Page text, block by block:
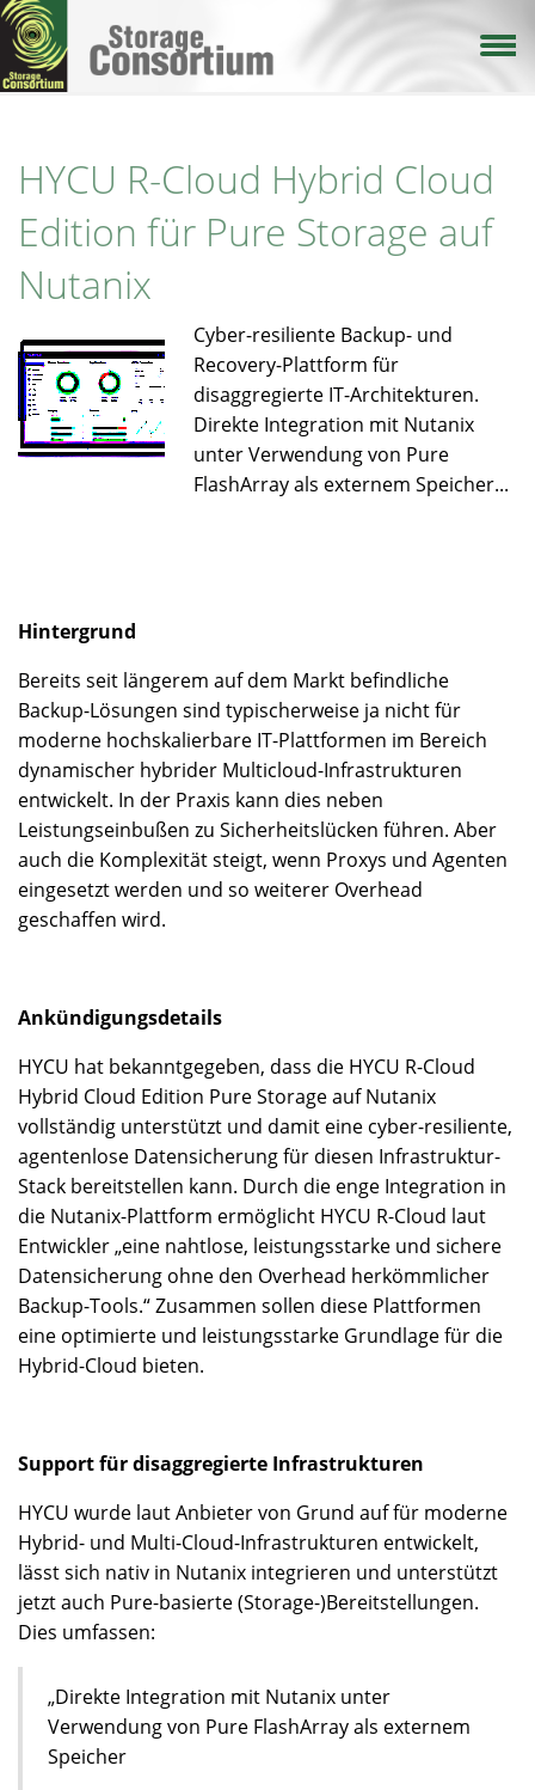
Direkt
zum
Inhalt
HYCU R-Cloud Hybrid Cloud
Edition für Pure Storage auf
Nutanix
Cyber-resiliente Backup- und
Recovery-Plattform für
disaggregierte IT-Architekturen.
Direkte Integration mit Nutanix
unter Verwendung von Pure
FlashArray als externem Speicher...
Hintergrund
Bereits seit längerem auf dem Markt befindliche
Backup-Lösungen sind typischerweise ja nicht für
moderne hochskalierbare IT-Plattformen im Bereich
dynamischer hybrider Multicloud-Infrastrukturen
entwickelt. In der Praxis kann dies neben
Leistungseinbußen zu Sicherheitslücken führen. Aber
auch die Komplexität steigt, wenn Proxys und Agenten
eingesetzt werden und so weiterer Overhead
geschaffen wird.
Ankündigungsdetails
HYCU hat bekanntgegeben, dass die HYCU R-Cloud
Hybrid Cloud Edition Pure Storage auf Nutanix
vollständig unterstützt und damit eine cyber-resiliente,
agentenlose Datensicherung für diesen Infrastruktur-
Stack bereitstellen kann. Durch die enge Integration in
die Nutanix-Plattform ermöglicht HYCU R-Cloud laut
Entwickler „eine nahtlose, leistungsstarke und sichere
Datensicherung ohne den Overhead herkömmlicher
Backup-Tools.“ Zusammen sollen diese Plattformen
eine optimierte und leistungsstarke Grundlage für die
Hybrid-Cloud bieten.
Support für disaggregierte Infrastrukturen
HYCU wurde laut Anbieter von Grund auf für moderne
Hybrid- und Multi-Cloud-Infrastrukturen entwickelt,
lässt sich nativ in Nutanix integrieren und unterstützt
jetzt auch Pure-basierte (Storage-)Bereitstellungen.
Dies umfassen:
„Direkte Integration mit Nutanix unter
Verwendung von Pure FlashArray als externem
Speicher